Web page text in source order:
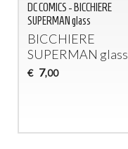
DC COMICS - BICCHIERE
SUPERMAN glass
BICCHIERE
SUPERMAN glass
€ 7,00